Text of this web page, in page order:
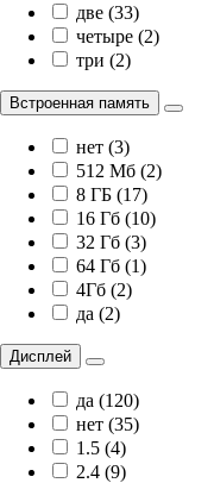
две (33)
четыре (2)
три (2)
Встроенная память
нет (3)
512 Мб (2)
8 ГБ (17)
16 Гб (10)
32 Гб (3)
64 Гб (1)
4Гб (2)
да (2)
Дисплей
да (120)
нет (35)
1.5 (4)
2.4 (9)